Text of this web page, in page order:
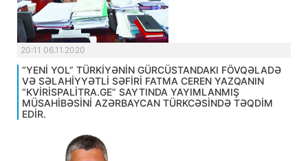
20:11 06.11.2020
“YENİ YOL” TÜRKİYƏNİN GÜRCÜSTANDAKI FÖVQƏLADƏ
VƏ SƏLAHİYYƏTLİ SƏFİRİ FATMA CEREN YAZQANIN
“KVİRİSPALİTRA.GE” SAYTINDA YAYIMLANMIŞ
MÜSAHİBƏSİNİ AZƏRBAYCAN TÜRKCƏSİNDƏ TƏQDİM
EDİR.